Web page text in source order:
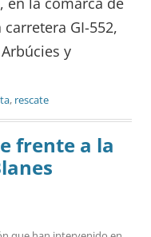
GI-552,
y
, rescate
frente a la